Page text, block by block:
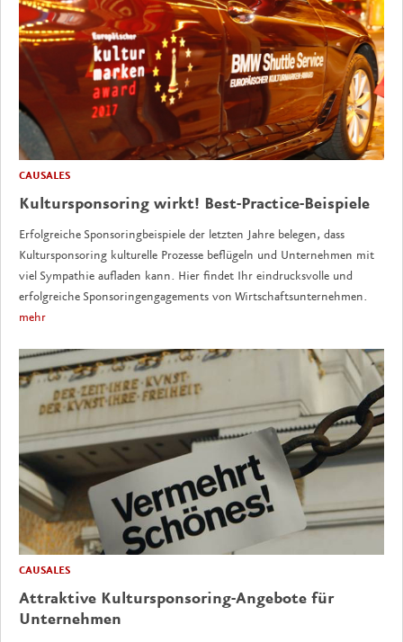
CAUSALES
Kultursponsoring wirkt! Best-Practice-Beispiele
Erfolgreiche Sponsoringbeispiele der letzten Jahre belegen, dass
Kultursponsoring kulturelle Prozesse beflügeln und Unternehmen mit
viel Sympathie aufladen kann. Hier findet Ihr eindrucksvolle und
erfolgreiche Sponsoringengagements von Wirtschaftsunternehmen.
mehr
CAUSALES
Attraktive Kultursponsoring-Angebote für
Unternehmen